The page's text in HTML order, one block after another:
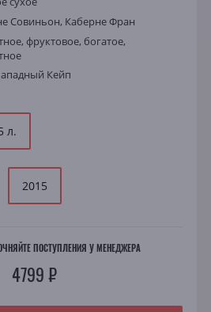
Совиньон, Каберне Фран
фруктовое, богатое,
Кейп
л.
2015
ПОСТУПЛЕНИЯ У МЕНЕДЖЕРА
4799 ₽